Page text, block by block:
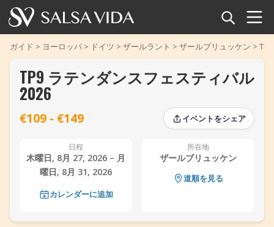
ホーム
イベント
動画
サルサ用語集
ガイド > ヨーロッパ > ドイツ > ザールラント > ザールブリュッケン >
‹ ›
‹ ›
TP9 ラテンダンスフェスティバル
2026
€109 - €149 イベントをシェア
日程
木曜日, 8月 27, 2026 – 月
曜日, 8月 31, 2026
カレンダーに追加
所在地
ザールブリュッケン
道順を見る